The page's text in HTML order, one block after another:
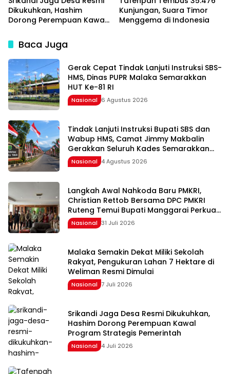
Dikukuhkan, Hashim
Dorong Perempuan Kawal
Pemerintah
Kunjungan, Suara Timor
Menggema di Indonesia
Baca Juga
Gerak Cepat Tindak Lanjuti Instruksi SBS-
HMS, Dinas PUPR Malaka Semarakkan
HUT Ke-81 RI
Nasional 6 Agustus 2026
Tindak Lanjuti Instruksi Bupati SBS dan
Wabup HMS, Camat Jimmy Makbalin
Gerakkan Seluruh Kades Semarakkan
HUT ke-81 RI
Nasional 4 Agustus 2026
Langkah Awal Nahkoda Baru PMKRI,
Christian Rettob Bersama DPC PMKRI
Ruteng Temui Bupati Manggarai Perkuat
Kolaborasi Masa Depan
Nasional 31 Juli 2026
Malaka Semakin Dekat Miliki Sekolah
Rakyat, Pengukuran Lahan 7 Hektare di
Weliman Resmi Dimulai
Nasional 7 Juli 2026
Srikandi Jaga Desa Resmi Dikukuhkan,
Hashim Dorong Perempuan Kawal
Program Strategis Pemerintah
Nasional 4 Juli 2026